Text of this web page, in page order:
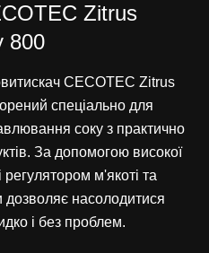
Zitrus
800
CECOTEC Zitrus
спеціально для
соку з практично
За допомогою високої
регулятором м'якоті та
насолодитися
і без проблем.